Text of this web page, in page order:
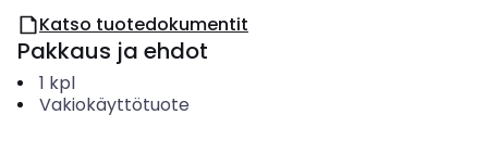
Katso tuotedokumentit
Pakkaus ja ehdot
1 kpl
Vakiokäyttötuote